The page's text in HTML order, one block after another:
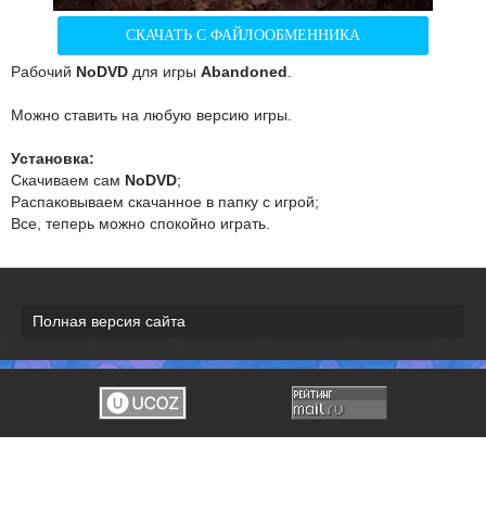
СКАЧАТЬ С ФАЙЛООБМЕННИКА
Рабочий NoDVD для игры Abandoned
Можно ставить на любую версию игры.
Установка:
Скачиваем сам NoDVD;
Распаковываем скачанное в папку с игрой;
Все, теперь можно спокойно играть.
Полная версия сайта